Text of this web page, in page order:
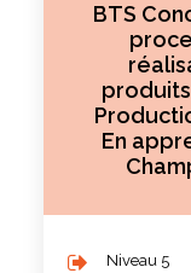
BTS
En
Niveau 5